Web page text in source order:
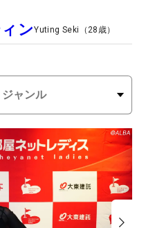
ンYuting Seki （ 28 歳）